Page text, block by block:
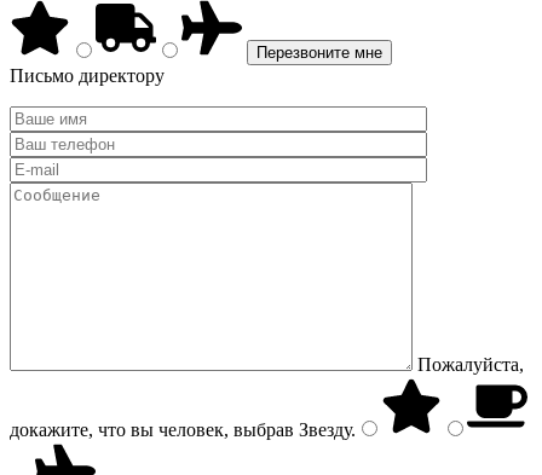
Письмо директору
Пожалуйста,
докажите, что вы человек, выбрав Звезду.